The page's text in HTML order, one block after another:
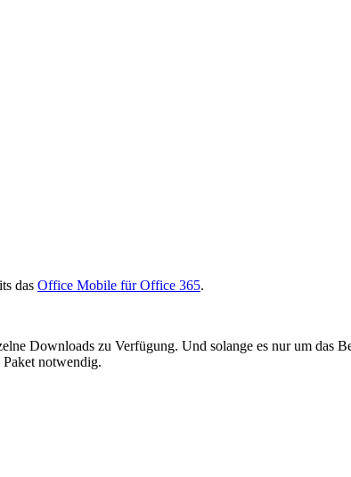
das Office Mobile für Office 365.
Downloads zu Verfügung. Und solange es nur um das
notwendig.